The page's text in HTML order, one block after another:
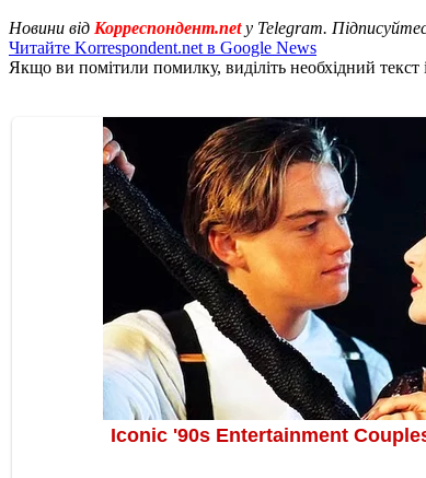
Новини від Корреспондент.net у Telegram.
Читайте Korrespondent.net в Google News
Якщо ви помітили помилку, виділіть необхідний